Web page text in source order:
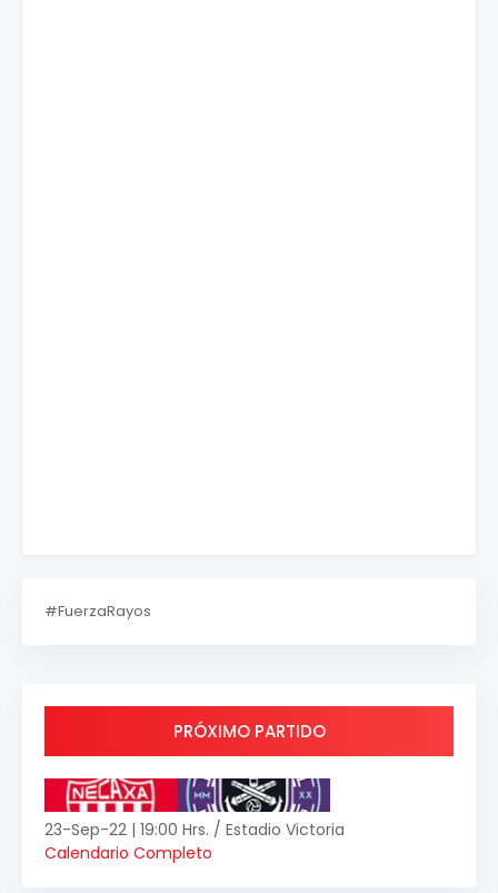
#FuerzaRayos
PRÓXIMO PARTIDO
23-Sep-22 | 19:00 Hrs. / Estadio Victoria
Calendario Completo